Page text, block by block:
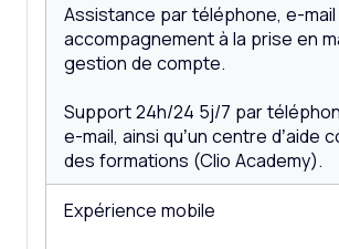
Assistance par téléphone, e-mail
accompagnement à la prise en
gestion de compte.
Support 24h/24 5j/7 par
e-mail, ainsi qu’un centre d’aide
des formations (Clio Academy).
Expérience mobile